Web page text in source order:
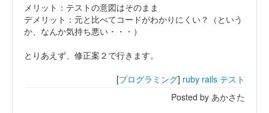
メリット：テストの意図はそのまま
デメリット：元と比べてコードがわかりにくい？（という
か、なんか気持ち悪い・・・）
とりあえず、修正案２で行きます。
[プログラミング] ruby rails テスト
Posted by あかさた